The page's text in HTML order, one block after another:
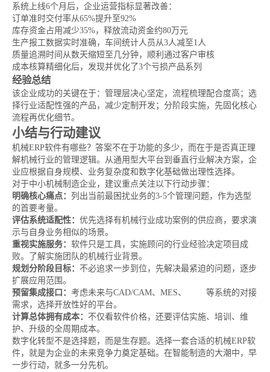
系统上线6个月后，企业运营指标显著改善：
订单准时交付率从65%提升至92%
库存资金占用减少35%，释放流动资金约80万元
生产报工数据实时准确，车间统计人员从3人减至1人
质量追溯时间从数天缩短至几分钟，顺利通过客户审核
成本核算精细化后，发现并优化了3个亏损产品系列
经验总结
该企业成功的关键在于：管理层决心坚定，流程梳理配合度高；选
择行业适配性强的产品，减少定制开发；分阶段实施，先固化核心
流程再优化细节。
小结与行动建议
机械ERP软件有哪些？答案不在于功能的多少，而在于是否真正理
解机械行业的管理逻辑。从通用型大平台到垂直行业解决方案，企
业应根据自身规模、业务复杂度和数字化基础做出理性选择。
对于中小机械制造企业，建议重点关注以下行动步骤：
明确核心痛点： 列出当前最困扰业务的3-5个管理问题，作为选型
的首要考量。
评估系统适配性： 优先选择有机械行业成功案例的供应商，要求演
示与自身业务相似的场景。
重视实施服务： 软件只是工具，实施顾问的行业经验决定项目成
败。了解实施团队的机械行业背景。
规划分阶段目标： 不必追求一步到位，先解决最紧迫的问题，逐步
扩展应用范围。
预留集成接口： 考虑未来与CAD/CAM、MES、
等系统的对接
需求，选择开放性好的平台。
计算总体拥有成本： 不仅看软件价格，还要评估实施、培训、维
护、升级的全周期成本。
数字化转型不是选择题，而是生存题。选择一套合适的机械ERP软
件，就是为企业的未来竞争力奠定基础。在智能制造的大潮中，早
一步行动，就多一分先机。